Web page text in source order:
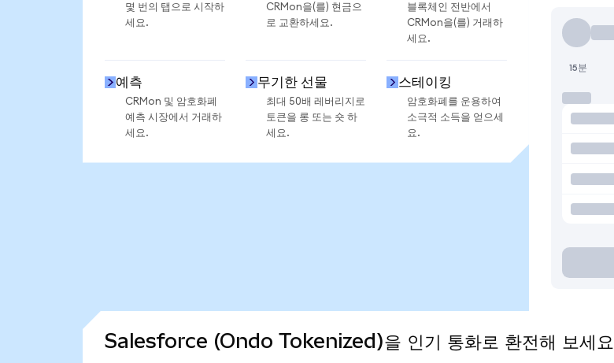
몇 번의 탭으로 시작하
세요.
CRMon을(를) 현금으
로 교환하세요.
블록체인 전반에서
CRMon을(를) 거래하
세요.
예측
CRMon 및 암호화폐
예측 시장에서 거래하
세요.
무기한 선물
최대 50배 레버리지로
토큰을 롱 또는 숏 하
세요.
스테이킹
암호화폐를 운용하여
소극적 소득을 얻으세
요.
15분
Salesforce (Ondo Tokenized)을 인기 통화로 환전해 보세요